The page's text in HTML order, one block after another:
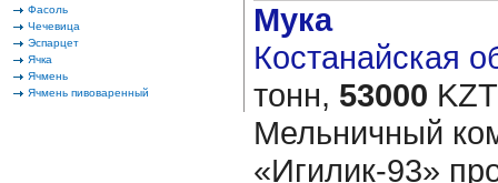
Фасоль
Чечевица
Эспарцет
Ячка
Ячмень
Ячмень пивоваренный
Мука
Костанайская
тонн, 53000
Мельничный
«Игилик-93»